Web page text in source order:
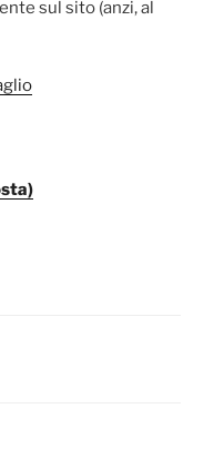
sul sito (anzi, al